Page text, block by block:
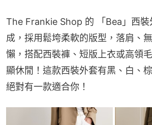
The Frankie Shop 的 「Bea」西裝
成，採用鬆垮柔軟的版型，落肩、
懶，搭配西裝褲、短版上衣或高領
顯休閒！這款西裝外套有黑、白、
絕對有一款適合你！